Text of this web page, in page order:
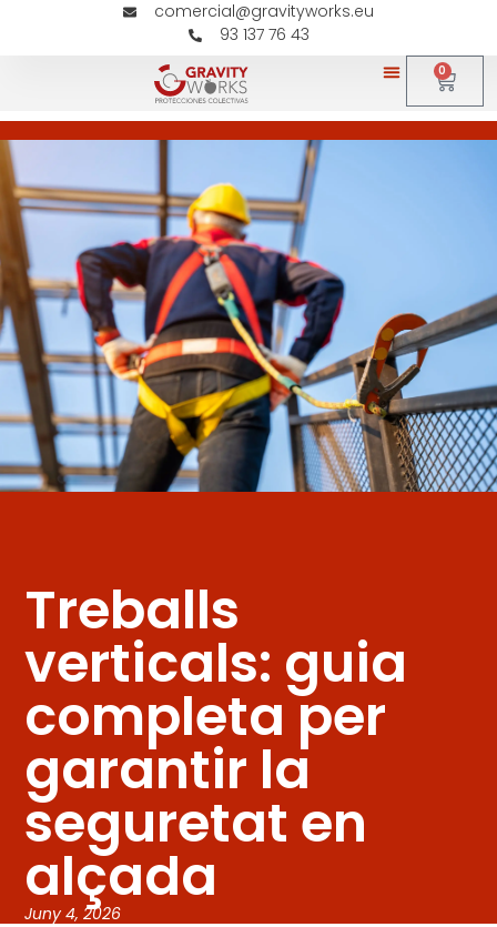
comercial@gravityworks.eu
93 137 76 43
0
Treballs
verticals: guia
completa per
garantir la
seguretat en
alçada
Juny 4, 2026